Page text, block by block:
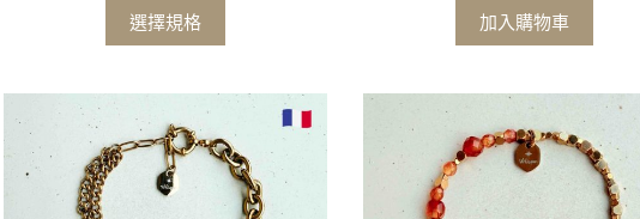
選擇規格
此
產
有
多
種
款
加入購物車